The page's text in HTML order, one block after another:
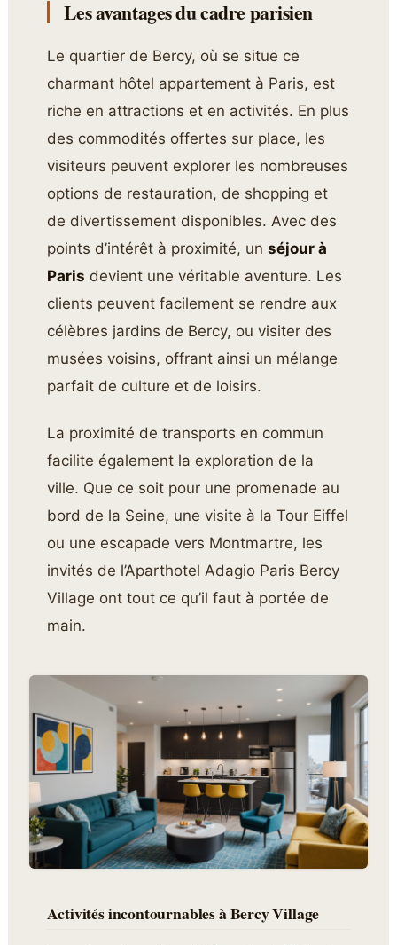
Les avantages du cadre parisien
Le quartier de Bercy, où se situe ce
charmant hôtel appartement à Paris, est
riche en attractions et en activités. En plus
des commodités offertes sur place, les
visiteurs peuvent explorer les nombreuses
options de restauration, de shopping et
de divertissement disponibles. Avec des
points d’intérêt à proximité, unséjour à
Paris devient une véritable aventure. Les
clients peuvent facilement se rendre aux
célèbres jardins de Bercy, ou visiter des
musées voisins, offrant ainsi un mélange
parfait de culture et de loisirs.
La proximité de transports en commun
facilite également la exploration de la
ville. Que ce soit pour une promenade au
bord de la Seine, une visite à la Tour Eiffel
ou une escapade vers Montmartre, les
invités de l’Aparthotel Adagio Paris Bercy
Village ont tout ce qu’il faut à portée de
main.
Activités incontournables à Bercy Village